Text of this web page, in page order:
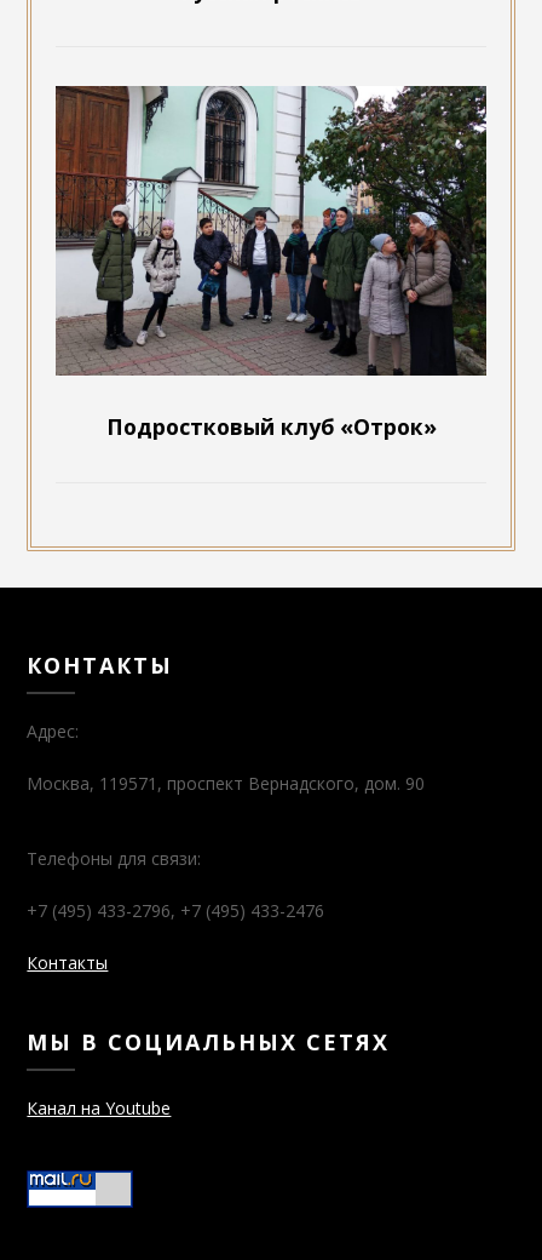
Подростковый клуб «Отрок»
КОНТАКТЫ
Адрес:
Москва, 119571, проспект Вернадского, дом. 90
Телефоны для связи:
+7 (495) 433-2796, +7 (495) 433-2476
Контакты
МЫ В СОЦИАЛЬНЫХ СЕТЯХ
Канал на Youtube